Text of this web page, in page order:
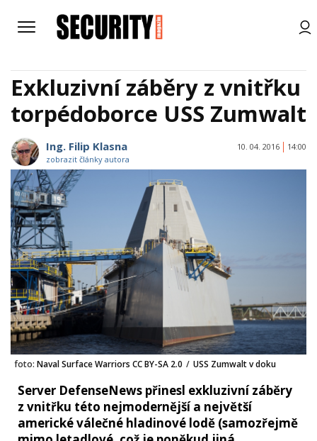
Exkluzivní záběry z vnitřku
torpédoborce USS Zumwalt
Ing. Filip Klasna
zobrazit články autora
10. 04. 2016 14:00
foto: Naval Surface Warriors CC BY-SA 2.0 / USS Zumwalt v doku
Server DefenseNews přinesl exkluzivní záběry
z vnitřku této nejmodernější a největší
americké válečné hladinové lodě (samozřejmě